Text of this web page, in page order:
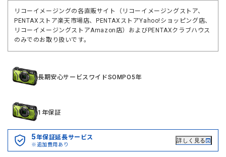
リコーイメージングの各直販サイト（リコーイメージングストア、
PENTAXストア楽天市場店、PENTAXストアYahoo!ショッピング店、
リコーイメージングストアAmazon店）およびPENTAXクラブハウス
のみでのお取り扱いです。
長期安心サービスワイドSOMPO5年
1年保証
5年保証延長サービス
※追加費用あり
詳しく見る